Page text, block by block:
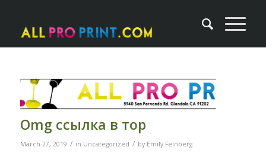
Omg ссылка в тор
March 27, 2019 / in Uncategorized / by Emily Feinberg